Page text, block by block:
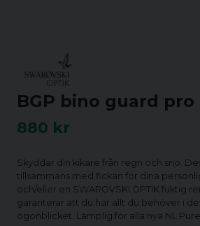
BGP bino guard pro
880 kr
Skyddar din kikare från regn och snö.
tillsammans med fickan för dina
och/eller en SWAROVSKI OPTIK fuktig
garanterar att du har allt du behöver i
ögonblicket. Lämplig för alla nya NL